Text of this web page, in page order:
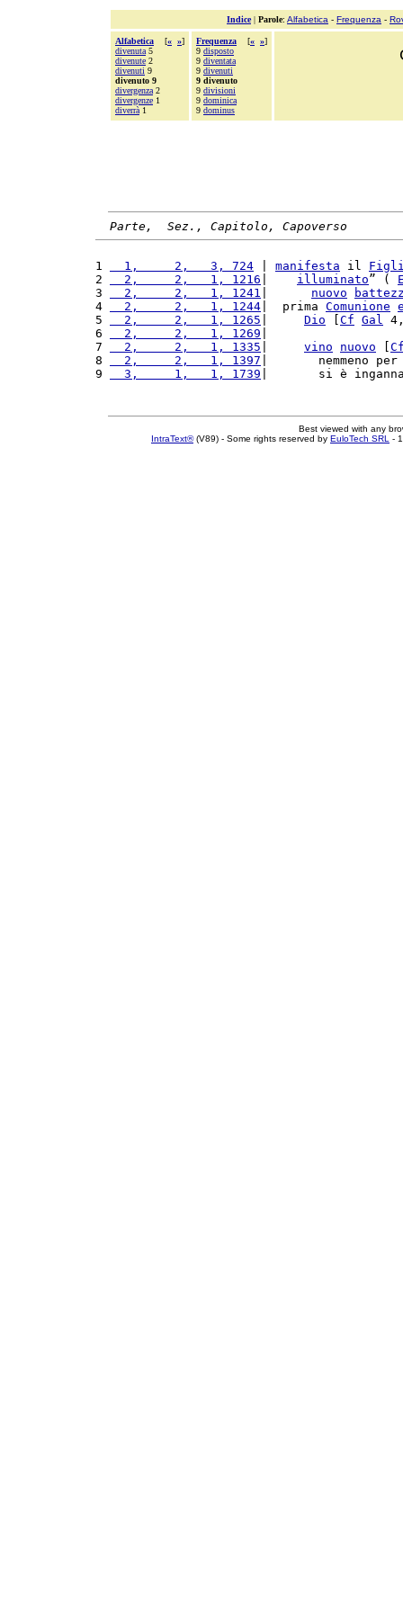
Indice| Parole: Alfabetica - Frequenza -
Alfabetica [« »]
divenuta 5
divenute 2
divenuti 9
divenuto 9
divergenza 2
divergenze 1
diverrà 1
Frequenza [« »]
9 disposto
9 diventata
9 divenuti
9 divenuto
9 divisioni
9 dominica
9 dominus
Parte,  Sez., Capitolo, Capoverso
1
  1,     2,   3, 724
manifesta il
2
  2,     2,   1, 1216
illuminato” (
3
  2,     2,   1, 1241
nuovo
4
  2,     2,   1, 1244
|  prima Comunione
5
  2,     2,   1, 1265
Dio Cf Gal
6
  2,     2,   1, 1269
7
  2,     2,   1, 1335
vino nuovo
8
  2,     2,   1, 1397
|       nemmeno
9
  3,     1,   1, 1739
|       si è
Best viewed with any
IntraText®(V89) - Some rights reserved by EuloTech SRL -